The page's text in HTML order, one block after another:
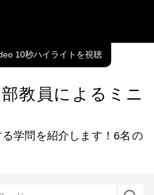
10秒ハイライト
教員によるミニ
学問を紹介します！ 6名 の